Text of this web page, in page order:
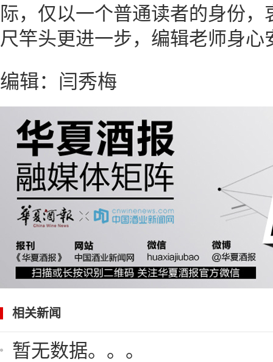
际，仅以一个普通读者的身份
尺竿头更进一步，编辑老师身心
编辑：闫秀梅
相关新闻
暂无数据。。。